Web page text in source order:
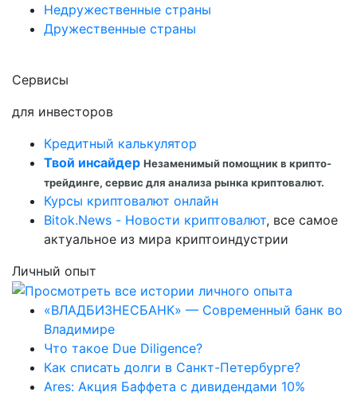
Недружественные страны
Дружественные страны
Сервисы
для инвесторов
Кредитный калькулятор
Твой инсайдер Незаменимый помощник в крипто-
трейдинге, сервис для анализа рынка криптовалют.
Курсы криптовалют онлайн
Bitok.News - Новости криптовалют, все самое
актуальное из мира криптоиндустрии
Личный опыт
«ВЛАДБИЗНЕСБАНК» — Современный банк во
Владимире
Что такое Due Diligence?
Как списать долги в Санкт-Петербурге?
Ares: Акция Баффета с дивидендами 10%